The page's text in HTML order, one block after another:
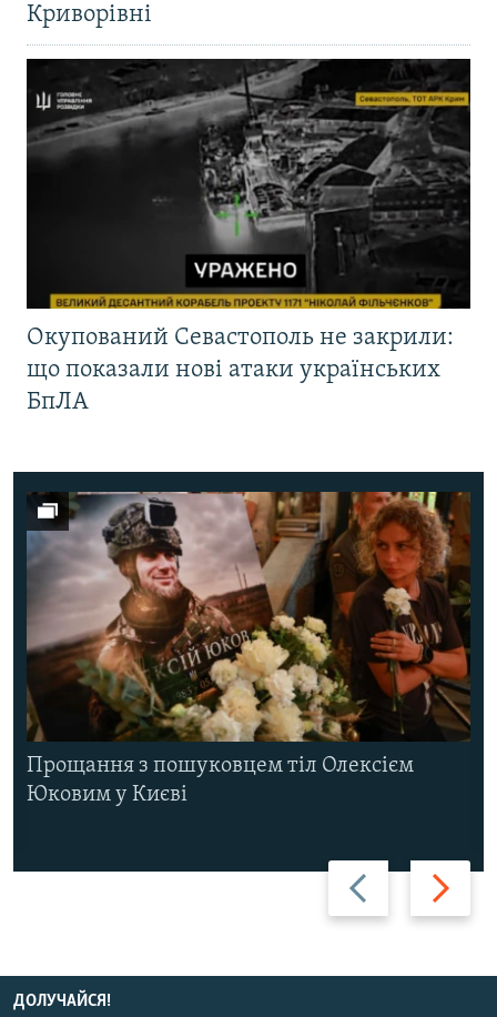
Криворівні
Окупований Севастополь не закрили:
що показали нові атаки українських
БпЛА
Назад Вперед
Прощання з пошуковцем тіл Олексієм
Юковим у Києві
ДОЛУЧАЙСЯ!